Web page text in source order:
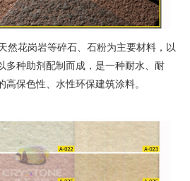
花岗岩等碎石、石粉为主要材料，以
多种助剂配制而成，是一种耐水、耐
保色性、水性环保建筑涂料。